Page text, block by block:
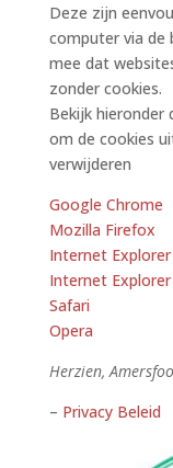
Deze zijn
computer via de
mee dat
zonder cookies.
Bekijk hieronder
om de cookies
verwijderen
Google Chrome
Mozilla Firefox
Internet
Internet Explorer
Safari
Opera
Herzien,
– Privacy Beleid